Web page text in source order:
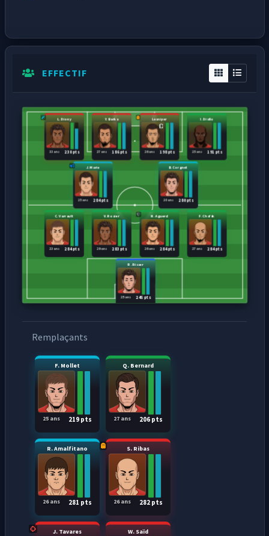
EFFECTIF
R. Risser
245 pts
25 ans
C. Varrault
284 pts
23 ans
V. Rosier
283 pts
29 ans
N. Aguerd
284 pts
26 ans
F. Chafik
284 pts
27 ans
J. Marie
284 pts
25 ans
B. Corgnet
280 pts
28 ans
L. Diony
230 pts
33 ans
Y. Barka
186 pts
27 ans
Lesniper
198 pts
26 ans
I. Diallo
191 pts
25 ans
Remplaçants
F. Mollet
219 pts
25 ans
Q. Bernard
206 pts
27 ans
R. Amalfitano
281 pts
26 ans
S. Ribas
282 pts
26 ans
J. Tavares W. Saïd